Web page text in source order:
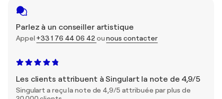
Parlez à un conseiller artistique
Appel +33 1 76 44 06 42 ounous contacter
Les clients attribuent à Singulart la note de 4,9/5
Singulart a reçu la note de 4,9/5 attribuée par plus de